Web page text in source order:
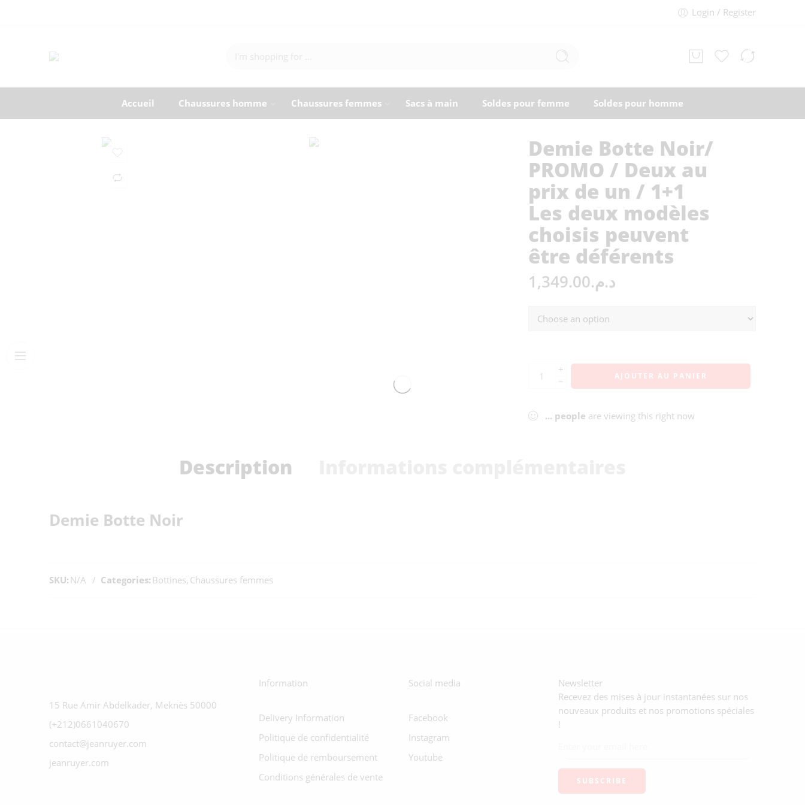
Login / Register
Accueil Chaussures homme Chaussures femmes Sacs à main Soldes pour femme Soldes pour homme
Demie Botte Noir/
PROMO / Deux au
prix de un / 1+1
Les deux modèles
choisis peuvent
être déférents
د.م.1,349.00
+
−
AJOUTER AU PANIER
... people are viewing this right now
Description
Demie Botte Noir
SKU: N/A Categories: Bottines, Chaussures femmes
15 Rue Amir Abdelkader, Meknès 50000
(+212)0661040670
contact@jeanruyer.com
jeanruyer.com
Information
Delivery Information
Politique de confidentialité
Politique de remboursement
Conditions générales de vente
Social media
Facebook
Instagram
Youtube
Newsletter
Recevez des mises à jour instantanées sur nos
nouveaux produits et nos promotions spéciales
!